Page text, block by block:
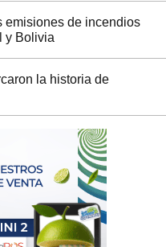
emisiones de incendios
y Bolivia
la historia de